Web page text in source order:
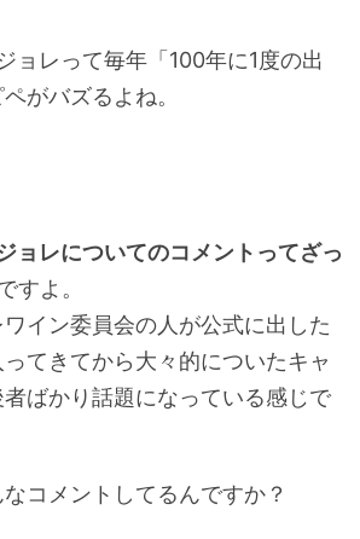
ョレって毎年「100年に1度の出
がバズるよね。
ョレについてのコメントってざっ
すよ。
イン委員会の人が公式に出した
てきてから大々的についたキャ
ばかり話題になっている感じで
コメントしてるんですか？